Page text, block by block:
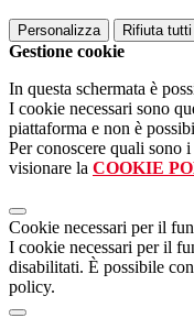
Personalizza Rifiuta tutti
Gestione cookie
In questa schermata è
I cookie necessari sono
piattaforma e non è
Per conoscere quali sono
visionare la COOKIE
Cookie necessari per il
I cookie necessari per il
disabilitati. È possibile
policy.